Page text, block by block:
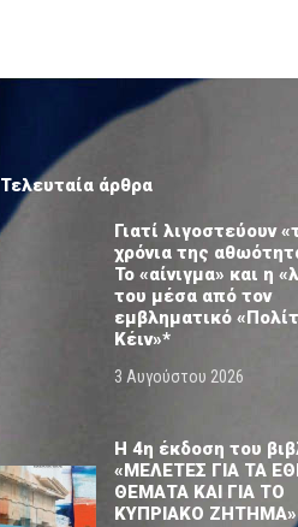
Τελευταία άρθρα
Γιατί λιγοστεύουν
χρόνια της
Το «αίνιγμα» και η
του μέσα από τον
εμβληματικό
Κέιν»*
3 Αυγούστου 2026
Η 4η έκδοση του
«ΜΕΛΕΤΕΣ ΓΙΑ ΤΑ
ΘΕΜΑΤΑ ΚΑΙ ΓΙΑ ΤΟ
ΚΥΠΡΙΑΚΟ ΖΗΤΗΜΑ»